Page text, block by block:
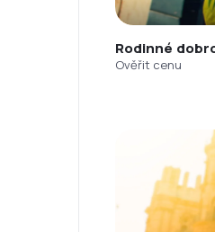
Rodinné
Ověřit cenu